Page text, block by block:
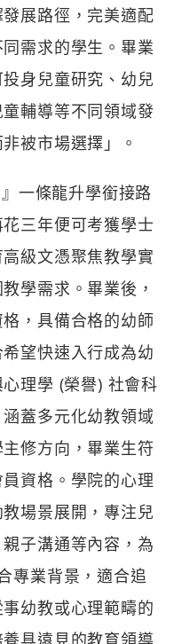
展路徑，完美適配
需求的學生。畢業
身兒童研究、幼兒
輔導等不同領域發
被市場選擇」。
一條龍升學銜接路
三年便可考獲學士
級文憑聚焦教學實
學需求。畢業後，
，具備合格的幼師
望快速入行成為幼
理學 (榮譽) 社會科
蓋多元化幼教領域
修方向，畢業生符
資格。學院的心理
場景展開，專注兒
子溝通等內容，為
專業背景，適合追
幼教或心理範疇的